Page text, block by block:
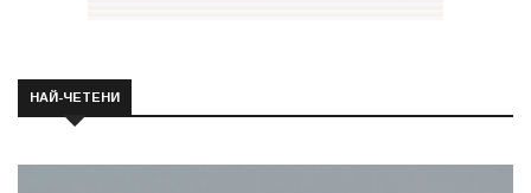
НАЙ-ЧЕТЕНИ